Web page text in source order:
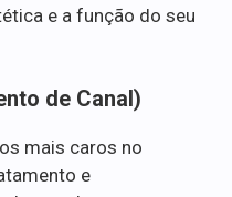
e a função do seu
de Canal)
mais caros no
e